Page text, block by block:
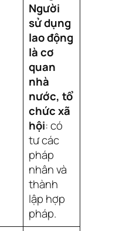
Người
sử dụng
lao động
là cơ
quan
nhà
nước, tổ
chức xã
hội: có
tư các
pháp
nhân và
thành
lập hợp
pháp.